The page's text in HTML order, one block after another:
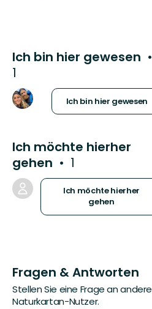
Ich bin hier gewesen
1
Ich bin hier gewesen
Ich möchte hierher
gehen
1
Ich möchte hierher
gehen
Fragen & Antworten
Stellen Sie eine Frage an andere
Naturkartan-Nutzer.